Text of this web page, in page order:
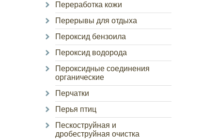
Переработка кожи
Перерывы для отдыха
Пероксид бензоила
Пероксид водорода
Пероксидные соединения
органические
Перчатки
Перья птиц
Пескоструйная и
дробеструйная очистка